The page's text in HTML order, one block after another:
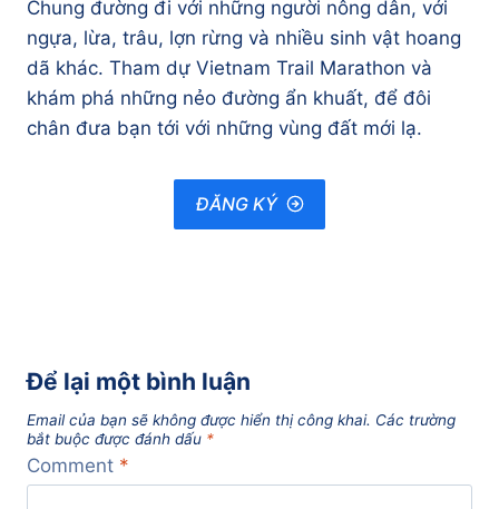
Chung đường đi với những người nông dân, với
ngựa, lừa, trâu, lợn rừng và nhiều sinh vật hoang
dã khác. Tham dự Vietnam Trail Marathon và
khám phá những nẻo đường ẩn khuất, để đôi
chân đưa bạn tới với những vùng đất mới lạ.
ĐĂNG KÝ
Để lại một bình luận
Email của bạn sẽ không được hiển thị công khai. Các trường
bắt buộc được đánh dấu *
Comment *